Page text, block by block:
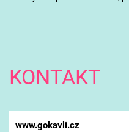
KONTAKT
www.gokavli.cz